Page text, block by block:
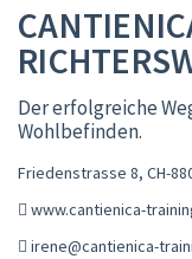
Der erfolgreiche
Wohlbefinden.
Friedenstrasse 8, CH-
www.cantienica-
irene@cantienica-